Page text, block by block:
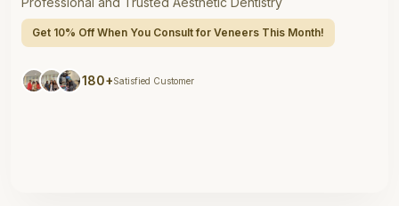
Get 10% Off When You Consult for Veneers This Month!
180+Satisfied Customer